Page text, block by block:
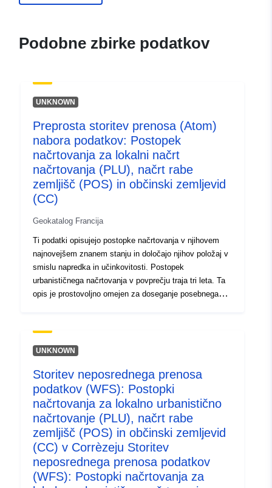
120066022-srv-7fce1d1c-00fa-
Podobne zbirke podatkov
UNKNOWN
Preprosta storitev prenosa (Atom)
nabora podatkov: Postopek
načrtovanja za lokalni načrt
načrtovanja (PLU), načrt rabe
zemljišč (POS) in občinski zemljevid
(CC)
Geokatalog Francija
Ti podatki opisujejo postopke načrtovanja v njihovem
najnovejšem znanem stanju in določajo njihov položaj v
smislu napredka in učinkovitosti. Postopek
urbanističnega načrtovanja v povprečju traja tri leta. Ta
opis je prostovoljno omejen za doseganje posebnega
pomembni za upravljanje politik urbanističnega in
podeželskega načrtovanja. Ti vključujejo postopke
omogočili izčrpen povzetek napredka postopkov, se v
teh podatkih hranijo postopki iz preteklih let, ki so
pripeljali do dokumentov urbanističnega načrtovanja, ki
so zdaj izvršljivi (z njimi je povezan dokument o
načrtovanju v datoteki N_DOCUMENT_URBA_ddd). Po
drugi strani pa v teh podatkih niso shranjeni stari
urbanistični postopki (tj. tisti, ki so privedli do
dokumentov za načrtovanje, ki niso več izvršljivi) in
postopki, ki so bili preklicani pred njihovim zaključkom.
UNKNOWN
Storitev neposrednega prenosa
podatkov (WFS): Postopki
načrtovanja za lokalno urbanistično
načrtovanje (PLU), načrt rabe
zemljišč (POS) in občinski zemljevid
(CC) v Corrèzeju Storitev
neposrednega prenosa podatkov
(WFS): Postopki načrtovanja za